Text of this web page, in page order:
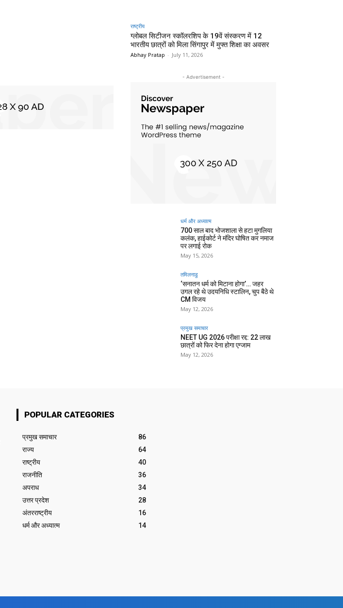
राष्ट्रीय
ग्लोबल सिटीजन स्कॉलरशिप के 19वें संस्करण में 12
भारतीय छात्रों को मिला सिंगापुर में मुफ्त शिक्षा का अवसर
Abhay Pratap - July 11, 2026
- Advertisement -
धर्म और अध्यात्म
700 साल बाद भोजशाला से हटा मुगलिया
कलंक, हाईकोर्ट ने मंदिर घोषित कर नमाज
पर लगाई रोक
May 15, 2026
तमिलनाडु
‘सनातन धर्म को मिटाना होगा’… जहर
उगल रहे थे उदयनिधि स्टालिन, चुप बैठे थे
CM विजय
May 12, 2026
प्रमुख समाचार‎
NEET UG 2026 परीक्षा रद्द: 22 लाख
छात्रों को फिर देना होगा एग्जाम
May 12, 2026
POPULAR CATEGORIES
प्रमुख समाचार‎
86
राज्य
64
राष्ट्रीय
40
राजनीति
36
अपराध
34
उत्तर प्रदेश
28
अंतरराष्ट्रीय
16
धर्म और अध्यात्म
14